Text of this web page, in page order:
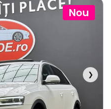
Nou
❯